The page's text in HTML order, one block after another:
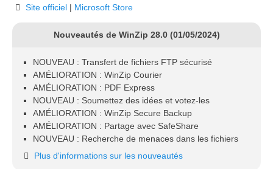
Site officiel| Microsoft Store
Nouveautés de WinZip 28.0 (01/05/2024)
NOUVEAU : Transfert de fichiers FTP sécurisé
AMÉLIORATION : WinZip Courier
AMÉLIORATION : PDF Express
NOUVEAU : Soumettez des idées et votez-les
AMÉLIORATION : WinZip Secure Backup
AMÉLIORATION : Partage avec SafeShare
NOUVEAU : Recherche de menaces dans les fichiers
Plus d'informations sur les nouveautés